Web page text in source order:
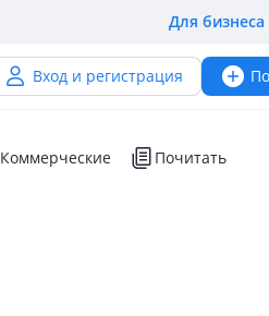
Для бизнеса
Вход и регистрация
Коммерческие Почитать